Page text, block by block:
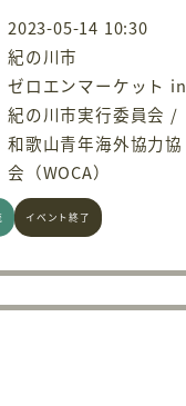
2023-05-14 10:30
紀の川市
ゼロエンマーケット in
紀の川市実行委員会 /
和歌山青年海外協力協
会（WOCA）
イベント終了